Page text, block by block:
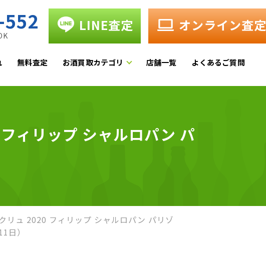
LINE査定 オンライン査定
無料査定 お酒買取カテゴリ 店舗一覧 よくあるご質問
ィリップ シャルロパン パ
リュ 2020 フィリップ シャルロパン パリゾ
日）